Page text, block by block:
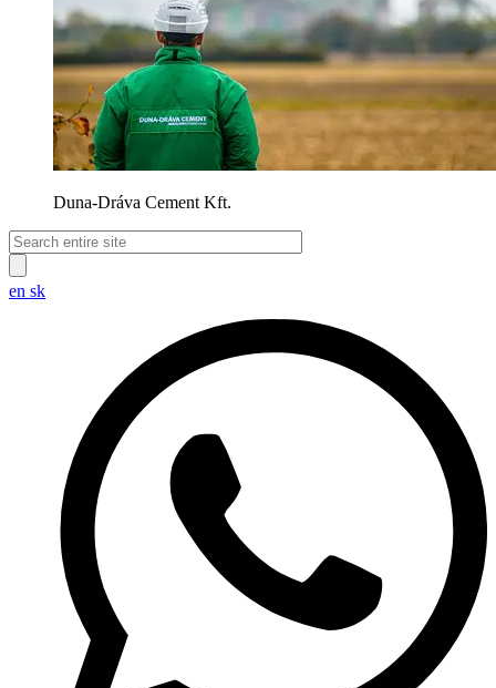
Duna-Dráva Cement Kft.
en sk